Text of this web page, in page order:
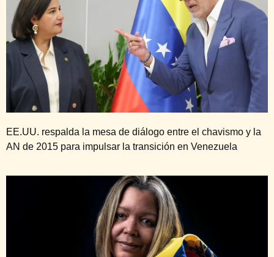
EE.UU. respalda la mesa de diálogo entre el chavismo y la
AN de 2015 para impulsar la transición en Venezuela